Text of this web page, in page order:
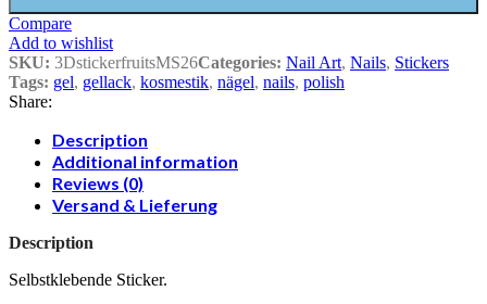
Compare
Add to wishlist
SKU: 3DstickerfruitsMS26Categories: Nail Art, Nails, Stickers
Tags: gel, gellack, kosmestik, nägel, nails, polish
Share:
Description
Additional information
Reviews (0)
Versand & Lieferung
Description
Selbstklebende Sticker.